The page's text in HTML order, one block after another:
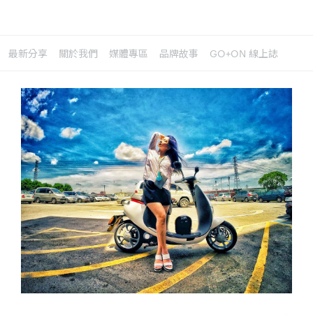
最新分享 關於我們 媒體專區 品牌故事 GO+ON 線上誌